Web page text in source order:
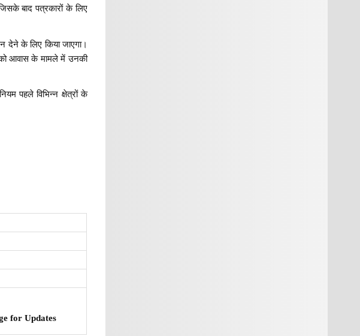
बाद पत्रकारों के लिए
देने के लिए किया जाएगा।
आवास के मामले में उनकी
पहले विभिन्न क्षेत्रों के
for Updates